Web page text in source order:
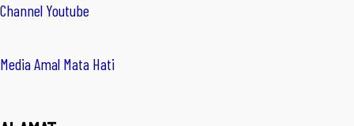
Channel Youtube
Media Amal Mata Hati